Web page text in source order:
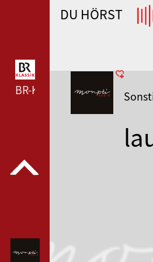
WDR 4 --- WDR 4 ---
BR-KLASSIK --- BR-KLASSIK
DU HÖRST